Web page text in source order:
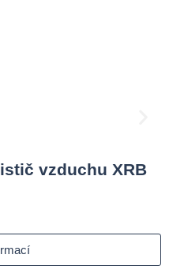
vzduchu XRB